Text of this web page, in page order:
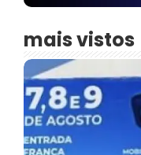
mais vistos